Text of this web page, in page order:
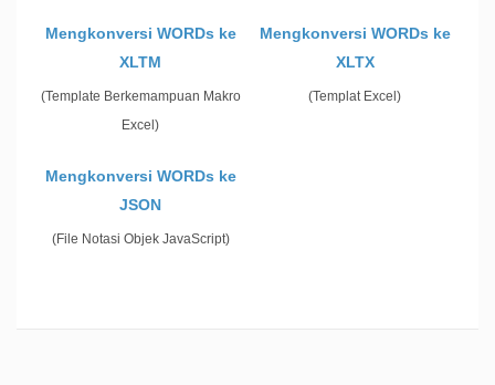
Mengkonversi WORDs ke
XLTM
(Template Berkemampuan Makro
Excel)
Mengkonversi WORDs ke
XLTX
(Templat Excel)
Mengkonversi WORDs ke
JSON
(File Notasi Objek JavaScript)